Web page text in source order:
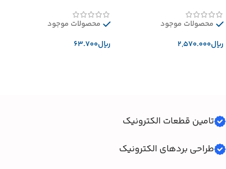
محصولات موجود
﷼
محصولات موجود
﷼
تامین قطعات الکترونیک
طراحی بردهای الکترونیک